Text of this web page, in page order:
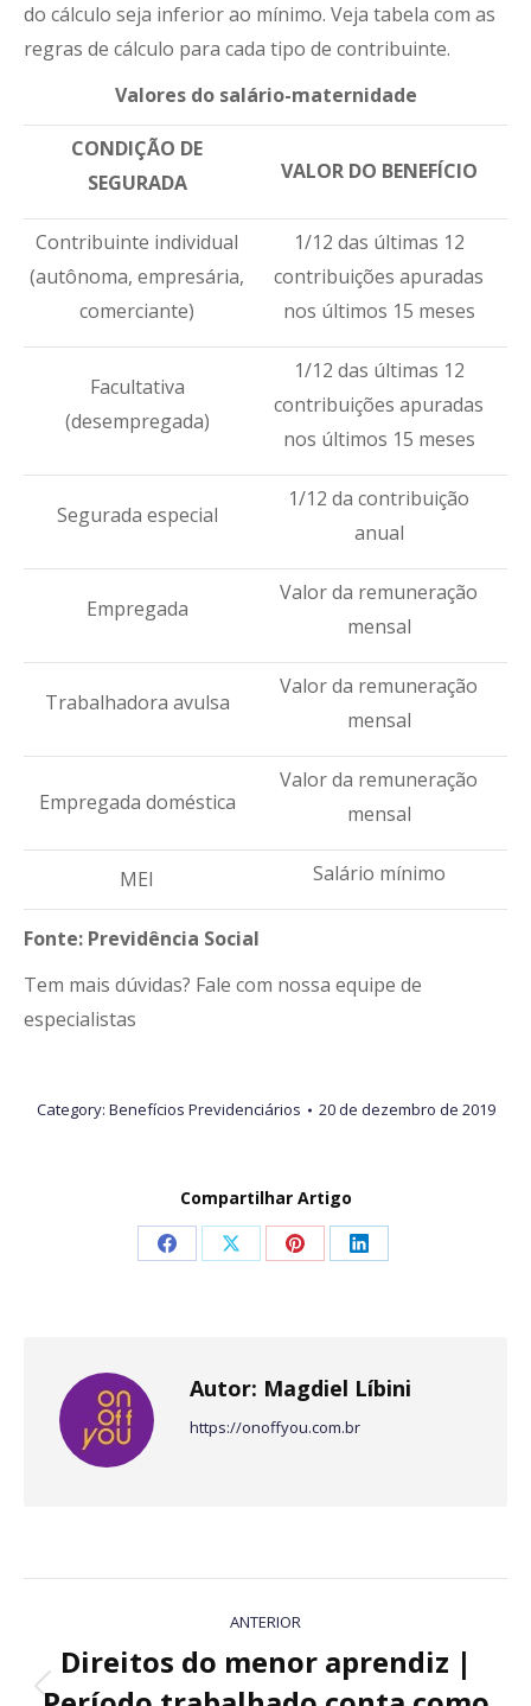
do cálculo seja inferior ao mínimo. Veja tabela com as
regras de cálculo para cada tipo de contribuinte.
Valores do salário-maternidade
CONDIÇÃO DE
SEGURADA
VALOR DO BENEFÍCIO
Contribuinte individual
(autônoma, empresária,
comerciante)
1/12 das últimas 12
contribuições apuradas
nos últimos 15 meses
Facultativa
(desempregada)
1/12 das últimas 12
contribuições apuradas
nos últimos 15 meses
Segurada especial
1/12 da contribuição
anual
Empregada
Valor da remuneração
mensal
Trabalhadora avulsa
Valor da remuneração
mensal
Empregada doméstica
Valor da remuneração
mensal
MEI Salário mínimo
Fonte: Previdência Social
Tem mais dúvidas? Fale com nossa equipe de
especialistas
Category: Benefícios Previdenciários 20 de dezembro de 2019
Compartilhar Artigo
Share Share Share Share
Autor: Magdiel Líbini
https://onoffyou.com.br
Navegação
de
ANTERIOR
Post
Direitos do menor aprendiz |